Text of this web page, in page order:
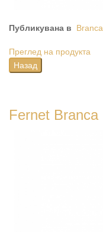
Публикувана в Branca
Преглед на продукта
Fernet Branca